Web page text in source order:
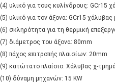
(4) υλικό για τους κυλίνδρους: GCr15
(5) υλικό για τον άξονα: GCr15
(6) σκληρότητα για τη θερμική
(7) διάμετρος του άξονα: 80mm
(8) πάχος επιτροπής πλαισίων: 20mm
(9) κατώτατο πλαίσιο: Χάλυβας χ-
(10) δύναμη μηχανών: 15 KW